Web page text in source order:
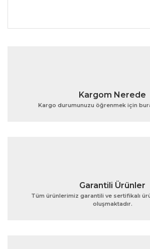
Bu ürünün fiyat bilgisi, resim, ürün
Ürün açıklamasında eksik bilgiler
Gönder
Kargom Nerede
Kargo durumunuzu öğrenmek için
Garantili Ürünler
Tüm ürünlerimiz garantili ve sertifikalı
oluşmaktadır.